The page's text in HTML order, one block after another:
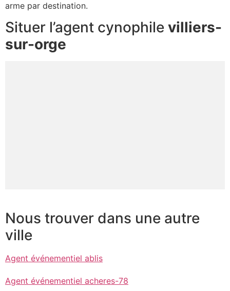
arme par destination.
Situer l’agent cynophile villiers-
sur-orge
Nous trouver dans une autre
ville
Agent événementiel ablis
Agent événementiel acheres-78